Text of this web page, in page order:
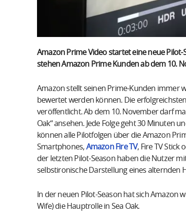
Amazon Prime Video startet eine neue
stehen Amazon Prime Kunden ab dem 10.
Amazon stellt seinen Prime-Kunden immer
bewertet werden können. Die
veröffentlicht. Ab dem 10. November darf
Oak“ ansehen. Jede Folge geht 30 Minuten
können alle Pilotfolgen über die Amazon
Smartphones, Amazon Fire TV, Fire TV
der letzten Pilot-Season haben die Nutzer
selbstironische Darstellung eines alternden
In der neuen Pilot-Season hat sich Amazon
Wife) die Hauptrolle in Sea Oak.